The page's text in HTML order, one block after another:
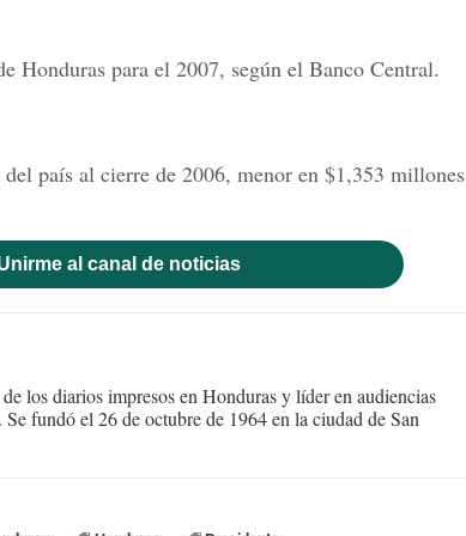
Honduras para el 2007, según el Banco Central.
país al cierre de 2006, menor en $1,353 millones
al canal de noticias
los diarios impresos en Honduras y líder en audiencias
fundó el 26 de octubre de 1964 en la ciudad de San